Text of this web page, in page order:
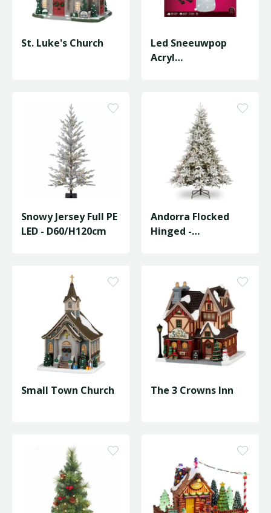
St. Luke's Church
Led Sneeuwpop
Acryl
L.21.5W.29.5H…
Snowy Jersey Full PE
LED - D60/H120cm
Andorra Flocked
Hinged -
Small Town Church The 3 Crowns Inn